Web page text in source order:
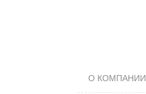
О КОМПАНИИ